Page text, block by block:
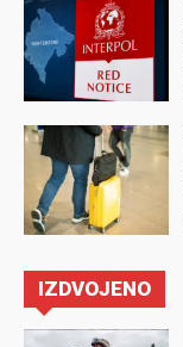
IZDVOJENO